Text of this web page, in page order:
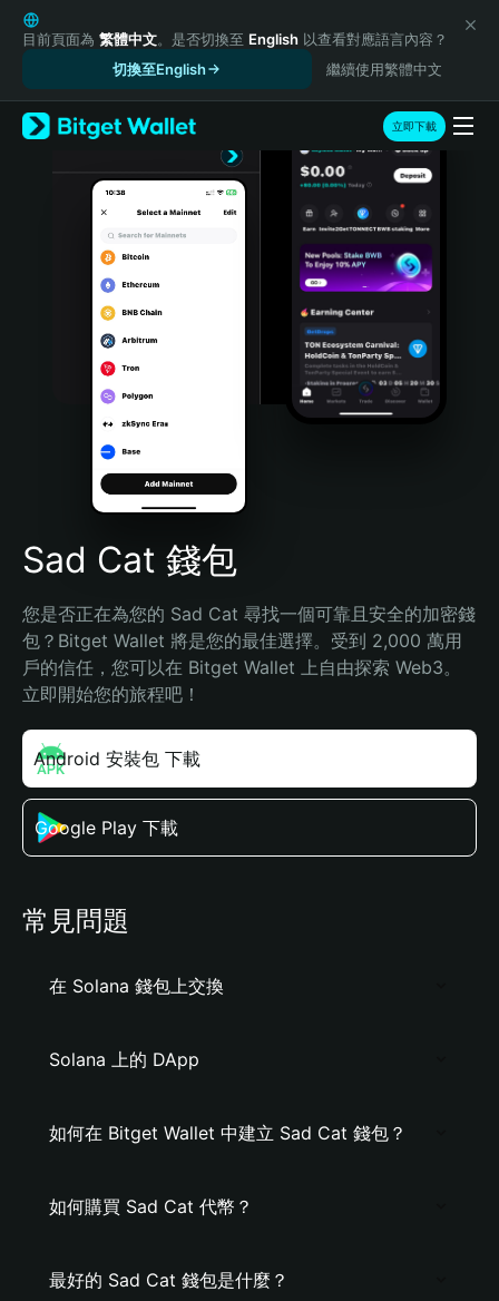
English
日本語
Русский
Español (Latinoamérica)
Türkçe
Português (Portugal)
Bahasa Indonesia
Português (Brasil)
Español (Argentina)
目前頁面為 繁體中文。是否切換至 English 以查看對應語言內容？
切換至English
繼續使用繁體中文
立即下載
Sad Cat 錢包
您是否正在為您的 Sad Cat 尋找一個可靠且安全的加密錢
包？Bitget Wallet 將是您的最佳選擇。受到 2,000 萬用
戶的信任，您可以在 Bitget Wallet 上自由探索 Web3。
立即開始您的旅程吧！
Android 安裝包 下載
Google Play 下載
常見問題
在 Solana 錢包上交換
Solana 上的 DApp
如何在 Bitget Wallet 中建立 Sad Cat 錢包？
如何購買 Sad Cat 代幣？
最好的 Sad Cat 錢包是什麼？